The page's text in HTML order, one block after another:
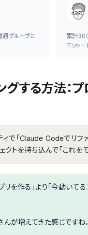
通グループと
累計
モット
する方法：
ィで「Claude Codeでリ
トを持ち込んで「これをモ
を作る」より「今動いて
が増えてきた感じですね。